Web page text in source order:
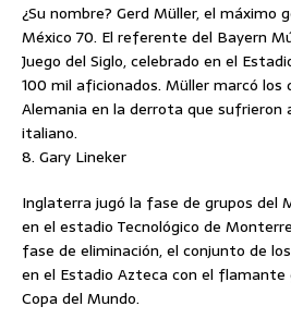
¿Su nombre? Gerd Müller, el máximo
México 70. El referente del Bayern
Juego del Siglo, celebrado en el
100 mil aficionados. Müller marcó
Alemania en la derrota que sufrieron
italiano.
8. Gary Lineker
Inglaterra jugó la fase de grupos del
en el estadio Tecnológico de
fase de eliminación, el conjunto de
en el Estadio Azteca con el flamante
Copa del Mundo.